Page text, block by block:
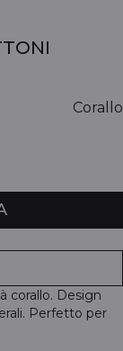
Corallo
corallo. Design
Perfetto per